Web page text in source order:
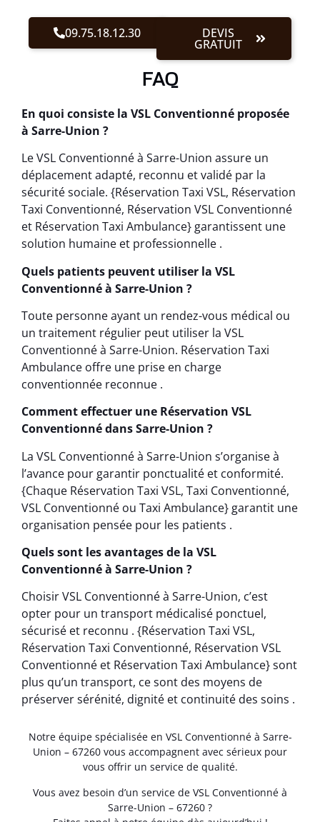
09.75.18.12.30 DEVIS
GRATUIT
FAQ
En quoi consiste la VSL Conventionné proposée
à Sarre-Union ?
Le VSL Conventionné à Sarre-Union assure un
déplacement adapté, reconnu et validé par la
sécurité sociale. {Réservation Taxi VSL, Réservation
Taxi Conventionné, Réservation VSL Conventionné
et Réservation Taxi Ambulance} garantissent une
solution humaine et professionnelle .
Quels patients peuvent utiliser la VSL
Conventionné à Sarre-Union ?
Toute personne ayant un rendez-vous médical ou
un traitement régulier peut utiliser la VSL
Conventionné à Sarre-Union. Réservation Taxi
Ambulance offre une prise en charge
conventionnée reconnue .
Comment effectuer une Réservation VSL
Conventionné dans Sarre-Union ?
La VSL Conventionné à Sarre-Union s’organise à
l’avance pour garantir ponctualité et conformité.
{Chaque Réservation Taxi VSL, Taxi Conventionné,
VSL Conventionné ou Taxi Ambulance} garantit une
organisation pensée pour les patients .
Quels sont les avantages de la VSL
Conventionné à Sarre-Union ?
Choisir VSL Conventionné à Sarre-Union, c’est
opter pour un transport médicalisé ponctuel,
sécurisé et reconnu . {Réservation Taxi VSL,
Réservation Taxi Conventionné, Réservation VSL
Conventionné et Réservation Taxi Ambulance} sont
plus qu’un transport, ce sont des moyens de
préserver sérénité, dignité et continuité des soins .
Notre équipe spécialisée en VSL Conventionné à Sarre-
Union – 67260 vous accompagnent avec sérieux pour
vous offrir un service de qualité.
Vous avez besoin d’un service de VSL Conventionné à
Sarre-Union – 67260 ?